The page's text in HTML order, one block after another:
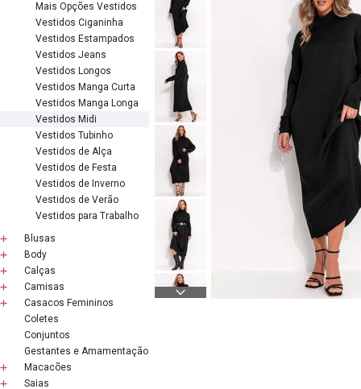
Mais Opções Vestidos
Vestidos Ciganinha
Vestidos Estampados
Vestidos Jeans
Vestidos Longos
Vestidos Manga Curta
Vestidos Manga Longa
Vestidos Midi
Vestidos Tubinho
Vestidos de Alça
Vestidos de Festa
Vestidos de Inverno
Vestidos de Verão
Vestidos para Trabalho
Blusas
Body
Calças
Camisas
Casacos Femininos
Coletes
Conjuntos
Gestantes e Amamentação
Macacões
Saias